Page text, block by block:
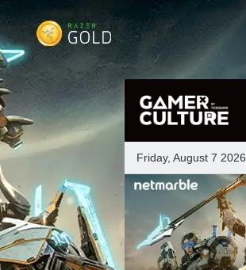
Friday, August 7 2026